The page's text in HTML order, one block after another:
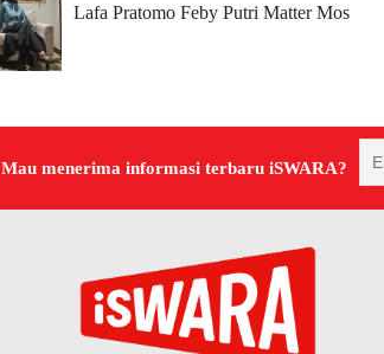
Lafa Pratomo Feby Putri Matter Mos
Mau menerima informasi terbaru iSWARA?